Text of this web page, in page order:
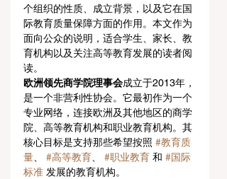
个组织的性质、成立背景，以及它在国
际教育质量保障方面的作用。本文作为
面向公众的说明，适合学生、家长、教
育机构以及关注高等教育发展的读者阅
读。
欧洲领先商学院理事会成立于2013年，
是一个非营利性协会。它最初作为一个
专业网络，连接欧洲及其他地区的商学
院、高等教育机构和职业教育机构。其
核心目标是支持那些希望按照 #教育质
量
#高等教育 #职业教育 和 #国际
标准 发展的教育机构。